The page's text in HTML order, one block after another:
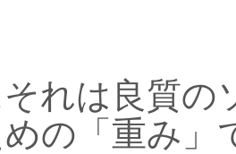
れは良質の
の「重み」